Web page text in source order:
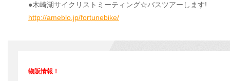
●木崎湖サイクリストミーティング☆バスツアーします!
http://ameblo.jp/fortunebike/
物販情報！